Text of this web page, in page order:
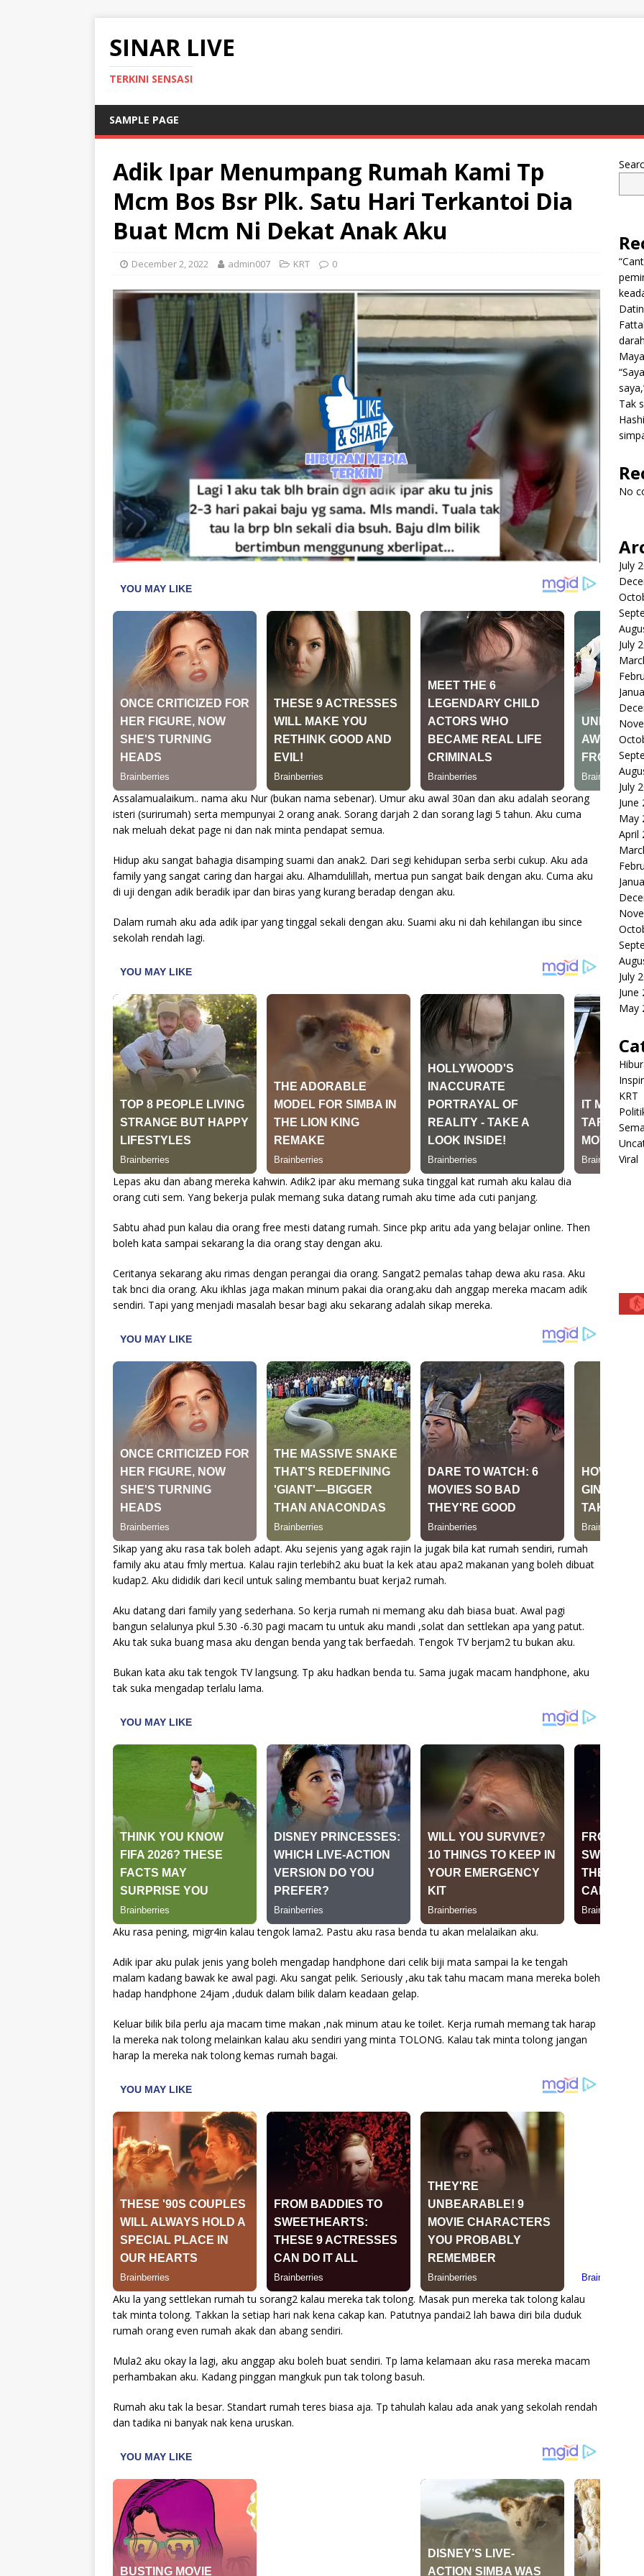
SINAR LIVE
TERKINI SENSASI
SAMPLE PAGE
Adik Ipar Menumpang Rumah Kami Tp
Mcm Bos Bsr Plk. Satu Hari Terkantoi Dia
Buat Mcm Ni Dekat Anak Aku
December 2, 2022 admin007 KRT 0
Assalamualaikum.. nama aku Nur (bukan nama sebenar). Umur aku awal 30an dan aku adalah seorang
isteri (surirumah) serta mempunyai 2 orang anak. Sorang darjah 2 dan sorang lagi 5 tahun. Aku cuma
nak meluah dekat page ni dan nak minta pendapat semua.
Hidup aku sangat bahagia disamping suami dan anak2. Dari segi kehidupan serba serbi cukup. Aku ada
family yang sangat caring dan hargai aku. Alhamdulillah, mertua pun sangat baik dengan aku. Cuma aku
di uji dengan adik beradik ipar dan biras yang kurang beradap dengan aku.
Dalam rumah aku ada adik ipar yang tinggal sekali dengan aku. Suami aku ni dah kehilangan ibu since
sekolah rendah lagi.
Lepas aku dan abang mereka kahwin. Adik2 ipar aku memang suka tinggal kat rumah aku kalau dia
orang cuti sem. Yang bekerja pulak memang suka datang rumah aku time ada cuti panjang.
Sabtu ahad pun kalau dia orang free mesti datang rumah. Since pkp aritu ada yang belajar online. Then
boleh kata sampai sekarang la dia orang stay dengan aku.
Ceritanya sekarang aku rimas dengan perangai dia orang. Sangat2 pemalas tahap dewa aku rasa. Aku
tak bnci dia orang. Aku ikhlas jaga makan minum pakai dia orang.aku dah anggap mereka macam adik
sendiri. Tapi yang menjadi masalah besar bagi aku sekarang adalah sikap mereka.
Sikap yang aku rasa tak boleh adapt. Aku sejenis yang agak rajin la jugak bila kat rumah sendiri, rumah
family aku atau fmly mertua. Kalau rajin terlebih2 aku buat la kek atau apa2 makanan yang boleh dibuat
kudap2. Aku dididik dari kecil untuk saling membantu buat kerja2 rumah.
Aku datang dari family yang sederhana. So kerja rumah ni memang aku dah biasa buat. Awal pagi
bangun selalunya pkul 5.30 -6.30 pagi macam tu untuk aku mandi ,solat dan settlekan apa yang patut.
Aku tak suka buang masa aku dengan benda yang tak berfaedah. Tengok TV berjam2 tu bukan aku.
Bukan kata aku tak tengok TV langsung. Tp aku hadkan benda tu. Sama jugak macam handphone, aku
tak suka mengadap terlalu lama.
Aku rasa pening, migr4in kalau tengok lama2. Pastu aku rasa benda tu akan melalaikan aku.
Adik ipar aku pulak jenis yang boleh mengadap handphone dari celik biji mata sampai la ke tengah
malam kadang bawak ke awal pagi. Aku sangat pelik. Seriously ,aku tak tahu macam mana mereka boleh
hadap handphone 24jam ,duduk dalam bilik dalam keadaan gelap.
Keluar bilik bila perlu aja macam time makan ,nak minum atau ke toilet. Kerja rumah memang tak harap
la mereka nak tolong melainkan kalau aku sendiri yang minta TOLONG. Kalau tak minta tolong jangan
harap la mereka nak tolong kemas rumah bagai.
Aku la yang settlekan rumah tu sorang2 kalau mereka tak tolong. Masak pun mereka tak tolong kalau
tak minta tolong. Takkan la setiap hari nak kena cakap kan. Patutnya pandai2 lah bawa diri bila duduk
rumah orang even rumah akak dan abang sendiri.
Mula2 aku okay la lagi, aku anggap aku boleh buat sendiri. Tp lama kelamaan aku rasa mereka macam
perhambakan aku. Kadang pinggan mangkuk pun tak tolong basuh.
Rumah aku tak la besar. Standart rumah teres biasa aja. Tp tahulah kalau ada anak yang sekolah rendah
dan tadika ni banyak nak kena uruskan.
Tak
No
July
July
July
June
May
April
July
June
May
KRT
Viral